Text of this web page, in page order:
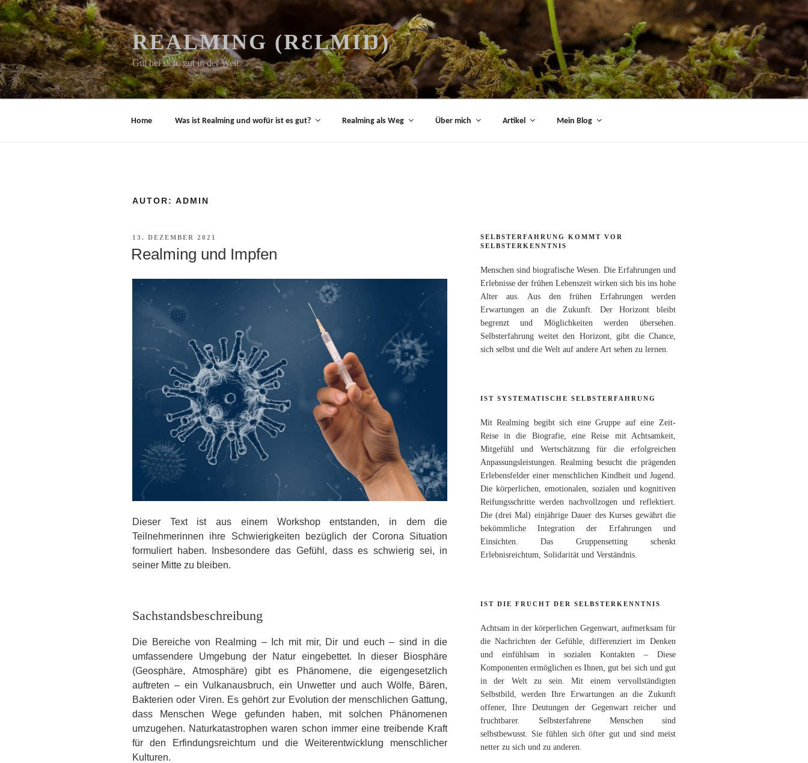
Zum
Inhalt
springen
REALMING (RƐLMIŊ)
Gut bei sich, gut in der Welt
Home Was ist Realming und wofür ist es gut? Realming als Weg Über mich Artikel Mein Blog
AUTOR: ADMIN
VERÖFFENTLICHT
13. DEZEMBER 2021
Realming und Impfen
Dieser Text ist aus einem Workshop entstanden, in dem die
Teilnehmerinnen ihre Schwierigkeiten bezüglich der Corona Situation
formuliert haben. Insbesondere das Gefühl, dass es schwierig sei, in
seiner Mitte zu bleiben.
Sachstandsbeschreibung
Die Bereiche von Realming – Ich mit mir, Dir und euch – sind in die
umfassendere Umgebung der Natur eingebettet. In dieser Biosphäre
(Geosphäre, Atmosphäre) gibt es Phänomene, die eigengesetzlich
auftreten – ein Vulkanausbruch, ein Unwetter und auch Wölfe, Bären,
Bakterien oder Viren. Es gehört zur Evolution der menschlichen Gattung,
dass Menschen Wege gefunden haben, mit solchen Phänomenen
umzugehen. Naturkatastrophen waren schon immer eine treibende Kraft
für den Erfindungsreichtum und die Weiterentwicklung menschlicher
Kulturen.
SELBSTERFAHRUNG KOMMT VOR
SELBSTERKENNTNIS
Menschen sind biografische Wesen. Die Erfahrungen und
Erlebnisse der frühen Lebenszeit wirken sich bis ins hohe
Alter aus. Aus den frühen Erfahrungen werden
Erwartungen an die Zukunft. Der Horizont bleibt
begrenzt und Möglichkeiten werden übersehen.
Selbsterfahrung weitet den Horizont, gibt die Chance,
sich selbst und die Welt auf andere Art sehen zu lernen.
IST SYSTEMATISCHE SELBSTERFAHRUNG
Mit Realming begibt sich eine Gruppe auf eine Zeit-
Reise in die Biografie, eine Reise mit Achtsamkeit,
Mitgefühl und Wertschätzung für die erfolgreichen
Anpassungsleistungen. Realming besucht die prägenden
Erlebensfelder einer menschlichen Kindheit und Jugend.
Die körperlichen, emotionalen, sozialen und kognitiven
Reifungsschritte werden nachvollzogen und reflektiert.
Die (drei Mal) einjährige Dauer des Kurses gewährt die
bekömmliche Integration der Erfahrungen und
Einsichten. Das Gruppensetting schenkt
Erlebnisreichtum, Solidarität und Verständnis.
IST DIE FRUCHT DER SELBSTERKENNTNIS
Achtsam in der körperlichen Gegenwart, aufmerksam für
die Nachrichten der Gefühle, differenziert im Denken
und einfühlsam in sozialen Kontakten – Diese
Komponenten ermöglichen es Ihnen, gut bei sich und gut
in der Welt zu sein. Mit einem vervollständigten
Selbstbild, werden Ihre Erwartungen an die Zukunft
offener, Ihre Deutungen der Gegenwart reicher und
fruchtbarer. Selbsterfahrene Menschen sind
selbstbewusst. Sie fühlen sich öfter gut und sind meist
netter zu sich und zu anderen.